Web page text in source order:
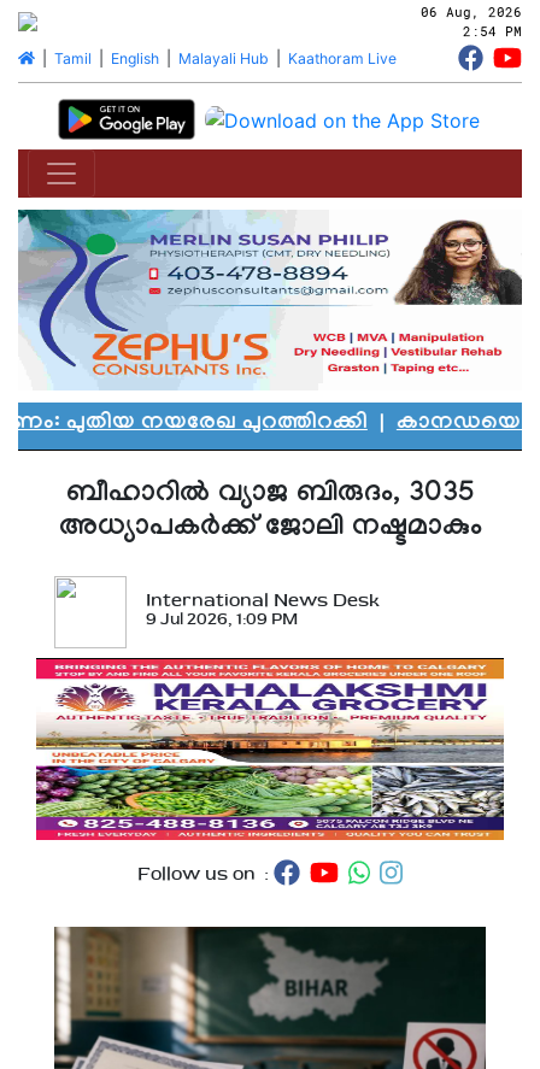
06 Aug, 2026
2:54 PM
| Tamil English| Malayali Hub Kaathoram Live
നയരേഖ പുറത്തിറക്കി|കാനഡയെ
ബീഹാറില്‍ വ്യാജ ബിരുദം, 3035
അധ്യാപകര്‍ക്ക് ജോലി നഷ്ടമാകും
International News Desk
9 Jul 2026, 1:09 PM
Follow us on :